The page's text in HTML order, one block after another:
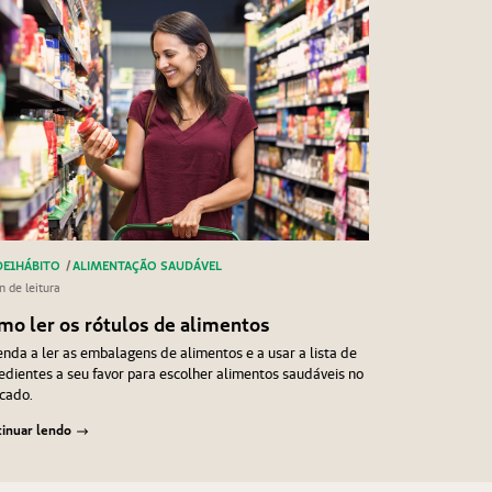
/ALIMENTAÇÃO SAUDÁVEL
de leitura
ler os rótulos de alimentos
a ler as embalagens de alimentos e a usar a lista de
a seu favor para escolher alimentos saudáveis no
lendo